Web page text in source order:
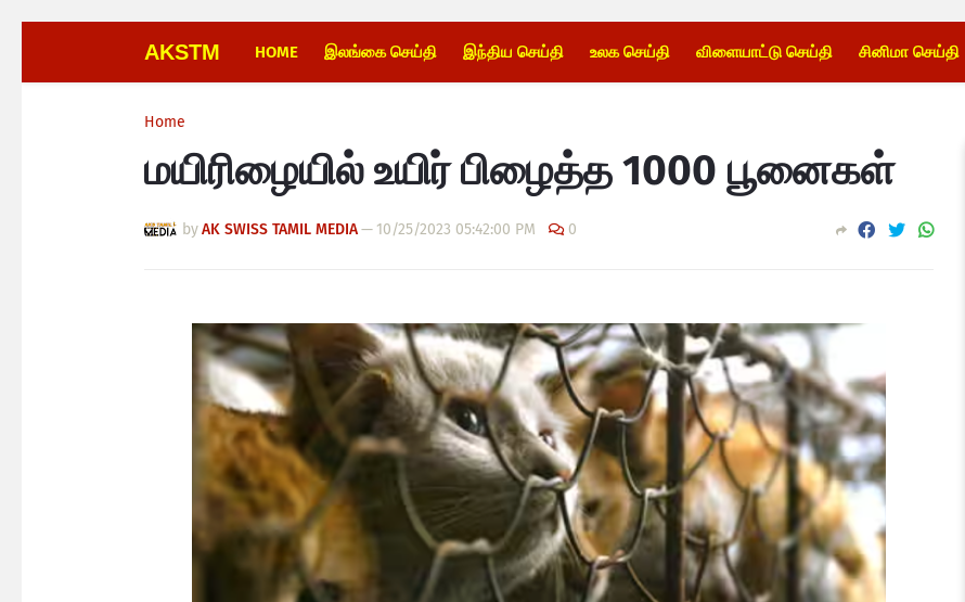
AKSTM HOME இலங்கை செய்தி இந்திய செய்தி உலக செய்தி விளையாட்டு செய்தி சினிமா செய்தி
Home
மயிரிழையில் உயிர் பிழைத்த 1000 பூனைகள்
byAK SWISS TAMIL MEDIA— 10/25/2023 05:42:00 PM 0